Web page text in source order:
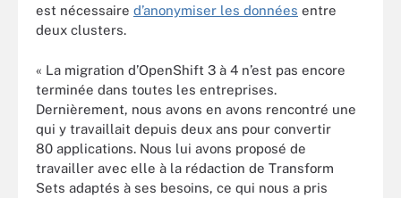
est nécessaire d’anonymiser les données entre
deux clusters.
« La migration d’OpenShift 3 à 4 n’est pas encore
terminée dans toutes les entreprises.
Dernièrement, nous avons en avons rencontré une
qui y travaillait depuis deux ans pour convertir
80 applications. Nous lui avons proposé de
travailler avec elle à la rédaction de Transform
Sets adaptés à ses besoins, ce qui nous a pris